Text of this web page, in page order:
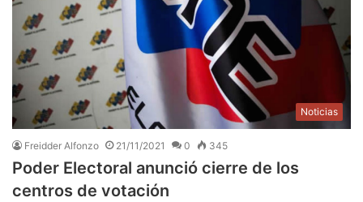
Noticias
Freidder Alfonzo 21/11/2021 0 345
Poder Electoral anunció cierre de los
centros de votación